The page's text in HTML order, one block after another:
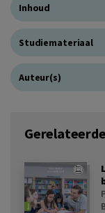
Inhoud
Studiemateriaal
Auteur(s)